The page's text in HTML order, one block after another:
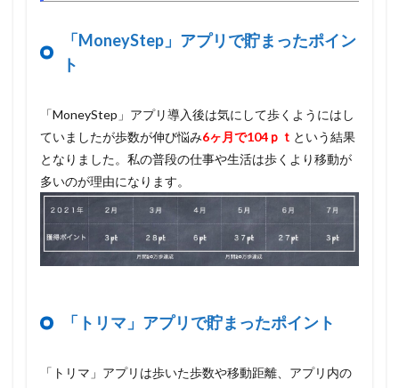
「MoneyStep」アプリで貯まったポイン
ト
「MoneyStep」アプリ導入後は気にして歩くようにはし
ていましたが歩数が伸び悩み6ヶ月で104ｐｔ という結果
となりました。私の普段の仕事や生活は歩くより移動が
多いのが理由になります。
「トリマ」アプリで貯まったポイント
「トリマ」アプリは歩いた歩数や移動距離、アプリ内の